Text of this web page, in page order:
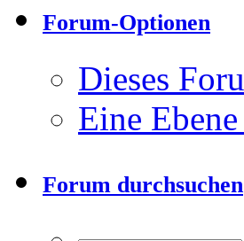
Forum-Optionen
Dieses
Eine
Forum durchsuchen